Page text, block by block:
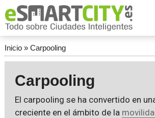
Inicio» Carpooling
Carpooling
El carpooling se ha convertido en
creciente en el ámbito de la